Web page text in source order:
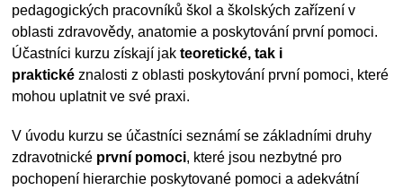
pedagogických pracovníků škol a školských zařízení v
oblasti zdravovědy, anatomie a poskytování první pomoci.
Účastníci kurzu získají jakteoretické, tak i
praktické znalosti z oblasti poskytování první pomoci, které
mohou uplatnit ve své praxi.
V úvodu kurzu se účastníci seznámí se základními druhy
zdravotnické první pomoci, které jsou nezbytné pro
pochopení hierarchie poskytované pomoci a adekvátní